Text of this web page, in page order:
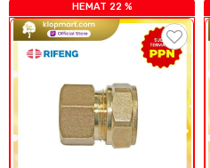
HEMAT 22 %